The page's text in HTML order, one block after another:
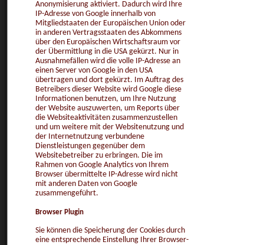
Anonymisierung aktiviert. Dadurch wird Ihre
IP-Adresse von Google innerhalb von
Mitgliedstaaten der Europäischen Union oder
in anderen Vertragsstaaten des Abkommens
über den Europäischen Wirtschaftsraum vor
der Übermittlung in die USA gekürzt. Nur in
Ausnahmefällen wird die volle IP-Adresse an
einen Server von Google in den USA
übertragen und dort gekürzt. Im Auftrag des
Betreibers dieser Website wird Google diese
Informationen benutzen, um Ihre Nutzung
der Website auszuwerten, um Reports über
die Websiteaktivitäten zusammenzustellen
und um weitere mit der Websitenutzung und
der Internetnutzung verbundene
Dienstleistungen gegenüber dem
Websitebetreiber zu erbringen. Die im
Rahmen von Google Analytics von Ihrem
Browser übermittelte IP-Adresse wird nicht
mit anderen Daten von Google
zusammengeführt.
Browser Plugin
Sie können die Speicherung der Cookies durch
eine entsprechende Einstellung Ihrer Browser-